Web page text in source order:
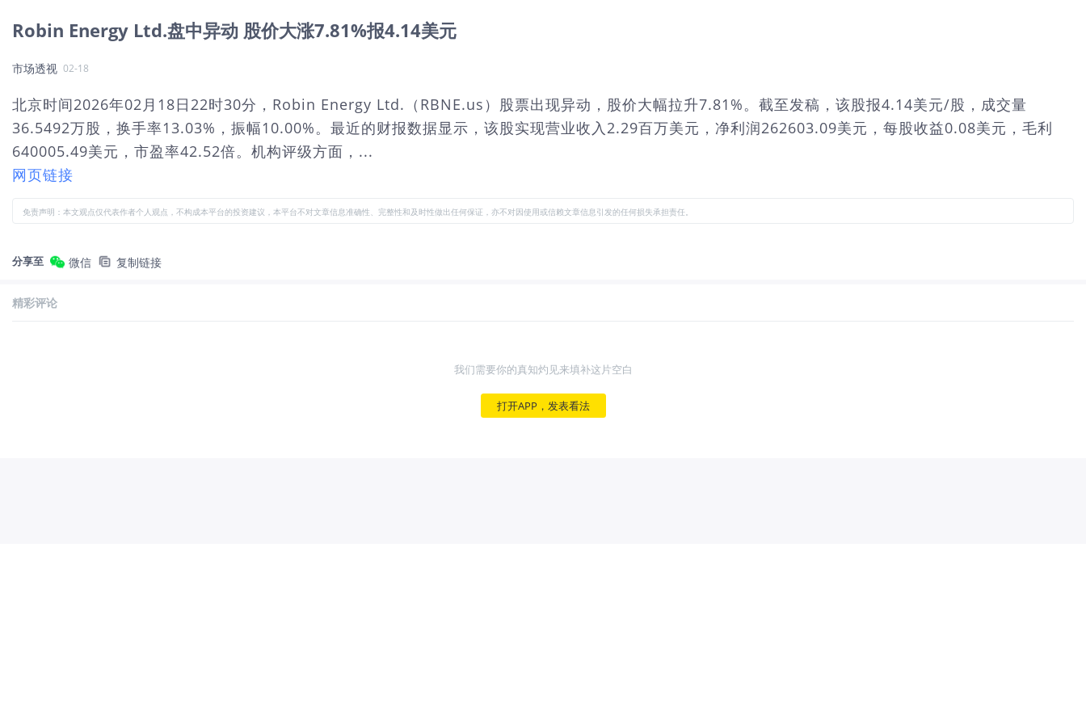
Robin Energy Ltd.盘中异动 股价大涨7.81%报4.14美元
市场透视 02-18
北京时间2026年02月18日22时30分，Robin Energy Ltd.（RBNE.us）股票出现异动，股价大幅拉升7.81%。截至发稿，该股报4.14美元/股，成交量
36.5492万股，换手率13.03%，振幅10.00%。最近的财报数据显示，该股实现营业收入2.29百万美元，净利润262603.09美元，每股收益0.08美元，毛利
640005.49美元，市盈率42.52倍。机构评级方面，...
网页链接
免责声明：本文观点仅代表作者个人观点，不构成本平台的投资建议，本平台不对文章信息准确性、完整性和及时性做出任何保证，亦不对因使用或信赖文章信息引发的任何损失承担责任。
分享至 微信 复制链接
精彩评论
我们需要你的真知灼见来填补这片空白
打开APP，发表看法